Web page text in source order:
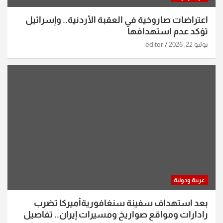
اعتراضات صاروخية في العقبة الأردنية.. وإسرائيل
تؤكد عدم استهدافها
يوليو 22, 2026 editor
عربية ودولية
بعد استهداف سفينة سنغافوريةأميركا تضرب
رادارات ومواقع صواريخ ومسيرات إيران.. تفاصيل